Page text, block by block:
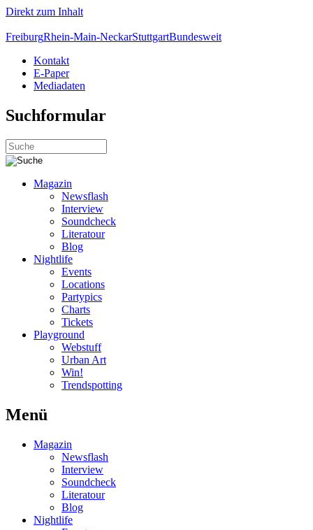
Direkt zum Inhalt
FreiburgRhein-Main-NeckarStuttgartBundesweit
Kontakt
E-Paper
Mediadaten
Suchformular
Magazin
Newsflash
Interview
Soundcheck
Literatour
Blog
Nightlife
Events
Locations
Partypics
Charts
Tickets
Playground
Webstuff
Urban Art
Win!
Trendspotting
Menü
Magazin
Newsflash
Interview
Soundcheck
Literatour
Blog
Nightlife